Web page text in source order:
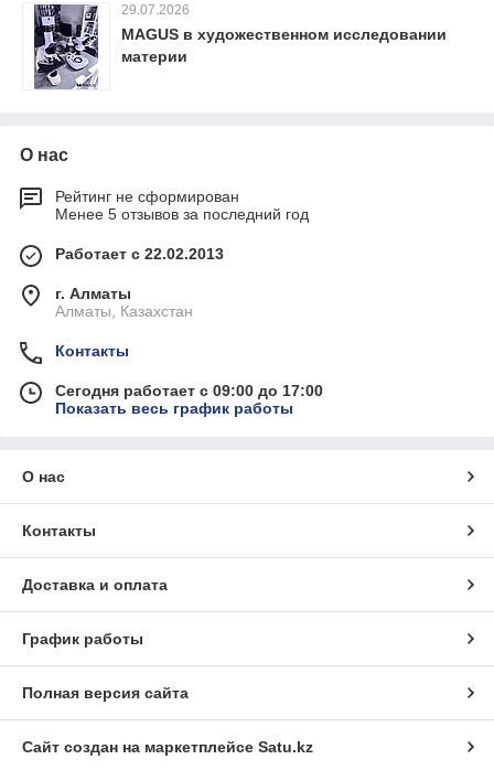
29.07.2026
MAGUS в художественном исследовании
материи
О нас
Рейтинг не сформирован
Менее 5 отзывов за последний год
Работает с 22.02.2013
г. Алматы
Алматы, Казахстан
Контакты
Сегодня работает с 09:00 до 17:00
Показать весь график работы
О нас
Контакты
Доставка и оплата
График работы
Полная версия сайта
Сайт создан на маркетплейсе Satu.kz